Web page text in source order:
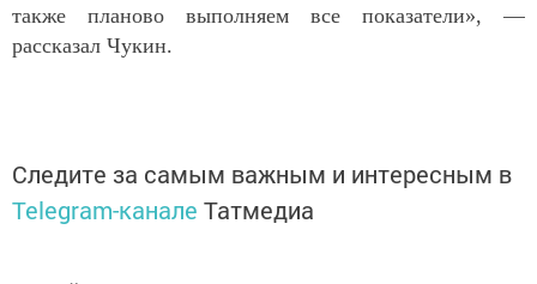
также планово выполняем все показатели», —
рассказал Чукин.
Следите за самым важным и интересным в
Telegram-канале Татмедиа